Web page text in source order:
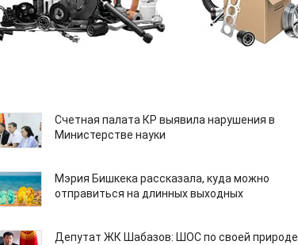
Счетная палата КР выявила нарушения в
Министерстве науки
Мэрия Бишкека рассказала, куда можно
отправиться на длинных выходных
Депутат ЖК Шабазов: ШОС по своей природе